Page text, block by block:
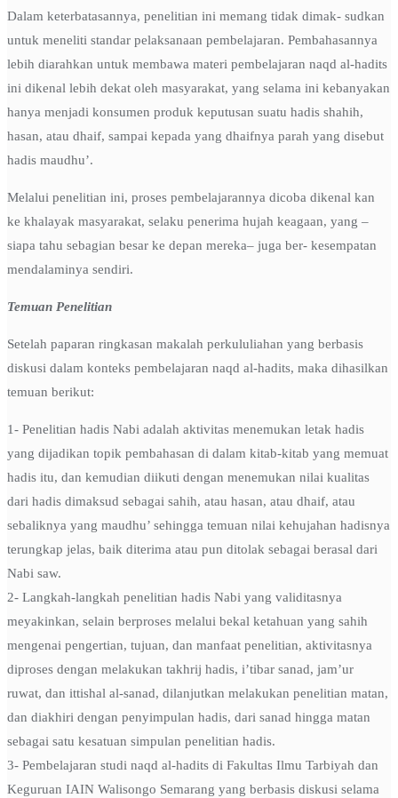
Dalam keterbatasannya, penelitian ini memang tidak dimak- sudkan
untuk meneliti standar pelaksanaan pembelajaran. Pembahasannya
lebih diarahkan untuk membawa materi pembelajaran naqd al-hadits
ini dikenal lebih dekat oleh masyarakat, yang selama ini kebanyakan
hanya menjadi konsumen produk keputusan suatu hadis shahih,
hasan, atau dhaif, sampai kepada yang dhaifnya parah yang disebut
hadis maudhu’.
Melalui penelitian ini, proses pembelajarannya dicoba dikenal kan
ke khalayak masyarakat, selaku penerima hujah keagaan, yang –
siapa tahu sebagian besar ke depan mereka– juga ber- kesempatan
mendalaminya sendiri.
Temuan Penelitian
Setelah paparan ringkasan makalah perkululiahan yang berbasis
diskusi dalam konteks pembelajaran naqd al-hadits, maka dihasilkan
temuan berikut:
1- Penelitian hadis Nabi adalah aktivitas menemukan letak hadis
yang dijadikan topik pembahasan di dalam kitab-kitab yang memuat
hadis itu, dan kemudian diikuti dengan menemukan nilai kualitas
dari hadis dimaksud sebagai sahih, atau hasan, atau dhaif, atau
sebaliknya yang maudhu’ sehingga temuan nilai kehujahan hadisnya
terungkap jelas, baik diterima atau pun ditolak sebagai berasal dari
Nabi saw.
2- Langkah-langkah penelitian hadis Nabi yang validitasnya
meyakinkan, selain berproses melalui bekal ketahuan yang sahih
mengenai pengertian, tujuan, dan manfaat penelitian, aktivitasnya
diproses dengan melakukan takhrij hadis, i’tibar sanad, jam’ur
ruwat, dan ittishal al-sanad, dilanjutkan melakukan penelitian matan,
dan diakhiri dengan penyimpulan hadis, dari sanad hingga matan
sebagai satu kesatuan simpulan penelitian hadis.
3- Pembelajaran studi naqd al-hadits di Fakultas Ilmu Tarbiyah dan
Keguruan IAIN Walisongo Semarang yang berbasis diskusi selama